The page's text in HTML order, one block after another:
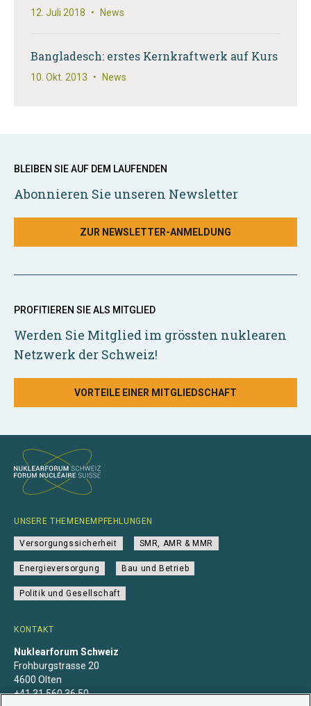
12. Juli 2018 • News
Bangladesch: erstes Kernkraftwerk auf Kurs
10. Okt. 2013 • News
BLEIBEN SIE AUF DEM LAUFENDEN
Abonnieren Sie unseren Newsletter
ZUR NEWSLETTER-ANMELDUNG
PROFITIEREN SIE ALS MITGLIED
Werden Sie Mitglied im grössten nuklearen
Netzwerk der Schweiz!
VORTEILE EINER MITGLIEDSCHAFT
KONTAKT
Nuklearforum Schweiz
Frohburgstrasse 20
4600 Olten
+41 31 560 36 50
UNSERE THEMENEMPFEHLUNGEN
Versorgungssicherheit SMR, AMR & MMR
Energieversorgung Bau und Betrieb
Politik und Gesellschaft